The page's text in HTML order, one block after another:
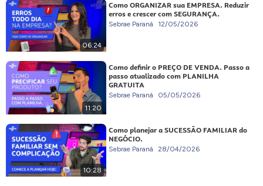
06:24
Como ORGANIZAR sua EMPRESA. Reduzir
erros e crescer com SEGURANÇA.
Sebrae Paraná 12/05/2026
11:20
Como definir o PREÇO DE VENDA. Passo a
passo atualizado com PLANILHA
GRATUITA
Sebrae Paraná 05/05/2026
10:28
Como planejar a SUCESSÃO FAMILIAR do
NEGÓCIO.
Sebrae Paraná 28/04/2026